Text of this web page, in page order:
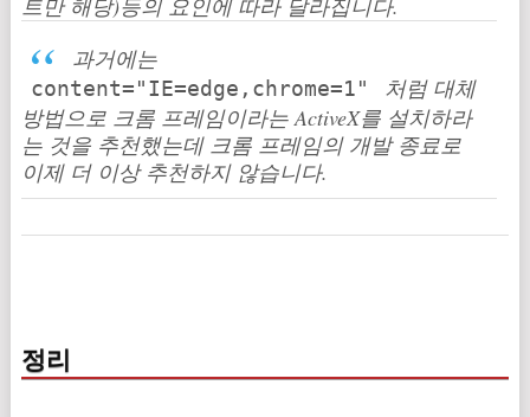
트만 해당)등의 요인에 따라 달라집니다.
과거에는
content="IE=edge,chrome=1"
처럼 대체
방법으로 크롬 프레임이라는 ActiveX를 설치하라
는 것을 추천했는데 크롬 프레임의 개발 종료로
이제 더 이상 추천하지 않습니다.
정리